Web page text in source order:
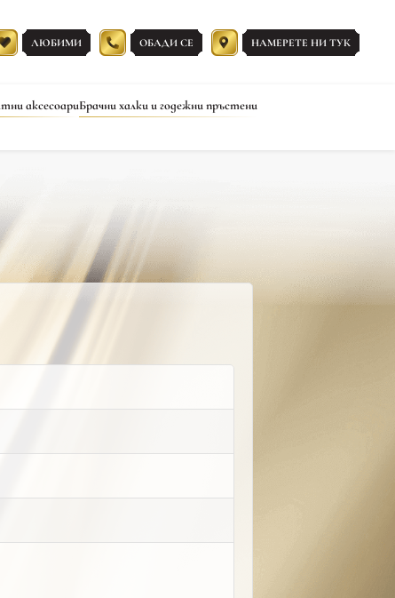
ЛЮБИМИ ОБАДИ СЕ НАМЕРЕТЕ НИ ТУК
аксесоариБрачни халки и годежни пръстени